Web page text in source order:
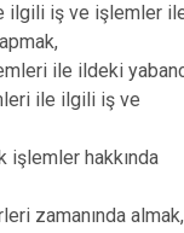
ilgili iş ve işlemler
ile ildeki
ile ilgili iş ve
işlemler hakkında
zamanında almak,